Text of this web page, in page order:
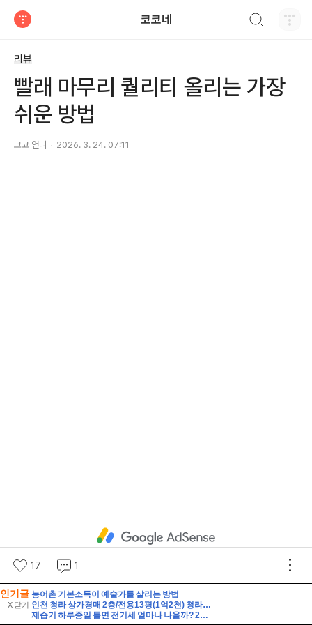
인기글
X 닫기
농어촌 기본소득이 예술가를 살리는 방법
인천 청라 상가경매 2층/전용13평(1억2천) 청라3동행정복지센터인근 청라레이크봄 2층 미용실점포상가 유찰3회 인천청라상가 법원경매 매물건]
제습기 하루종일 틀면 전기세 얼마나 나올까? 24시간 사용 전기요금 계산법 7가지